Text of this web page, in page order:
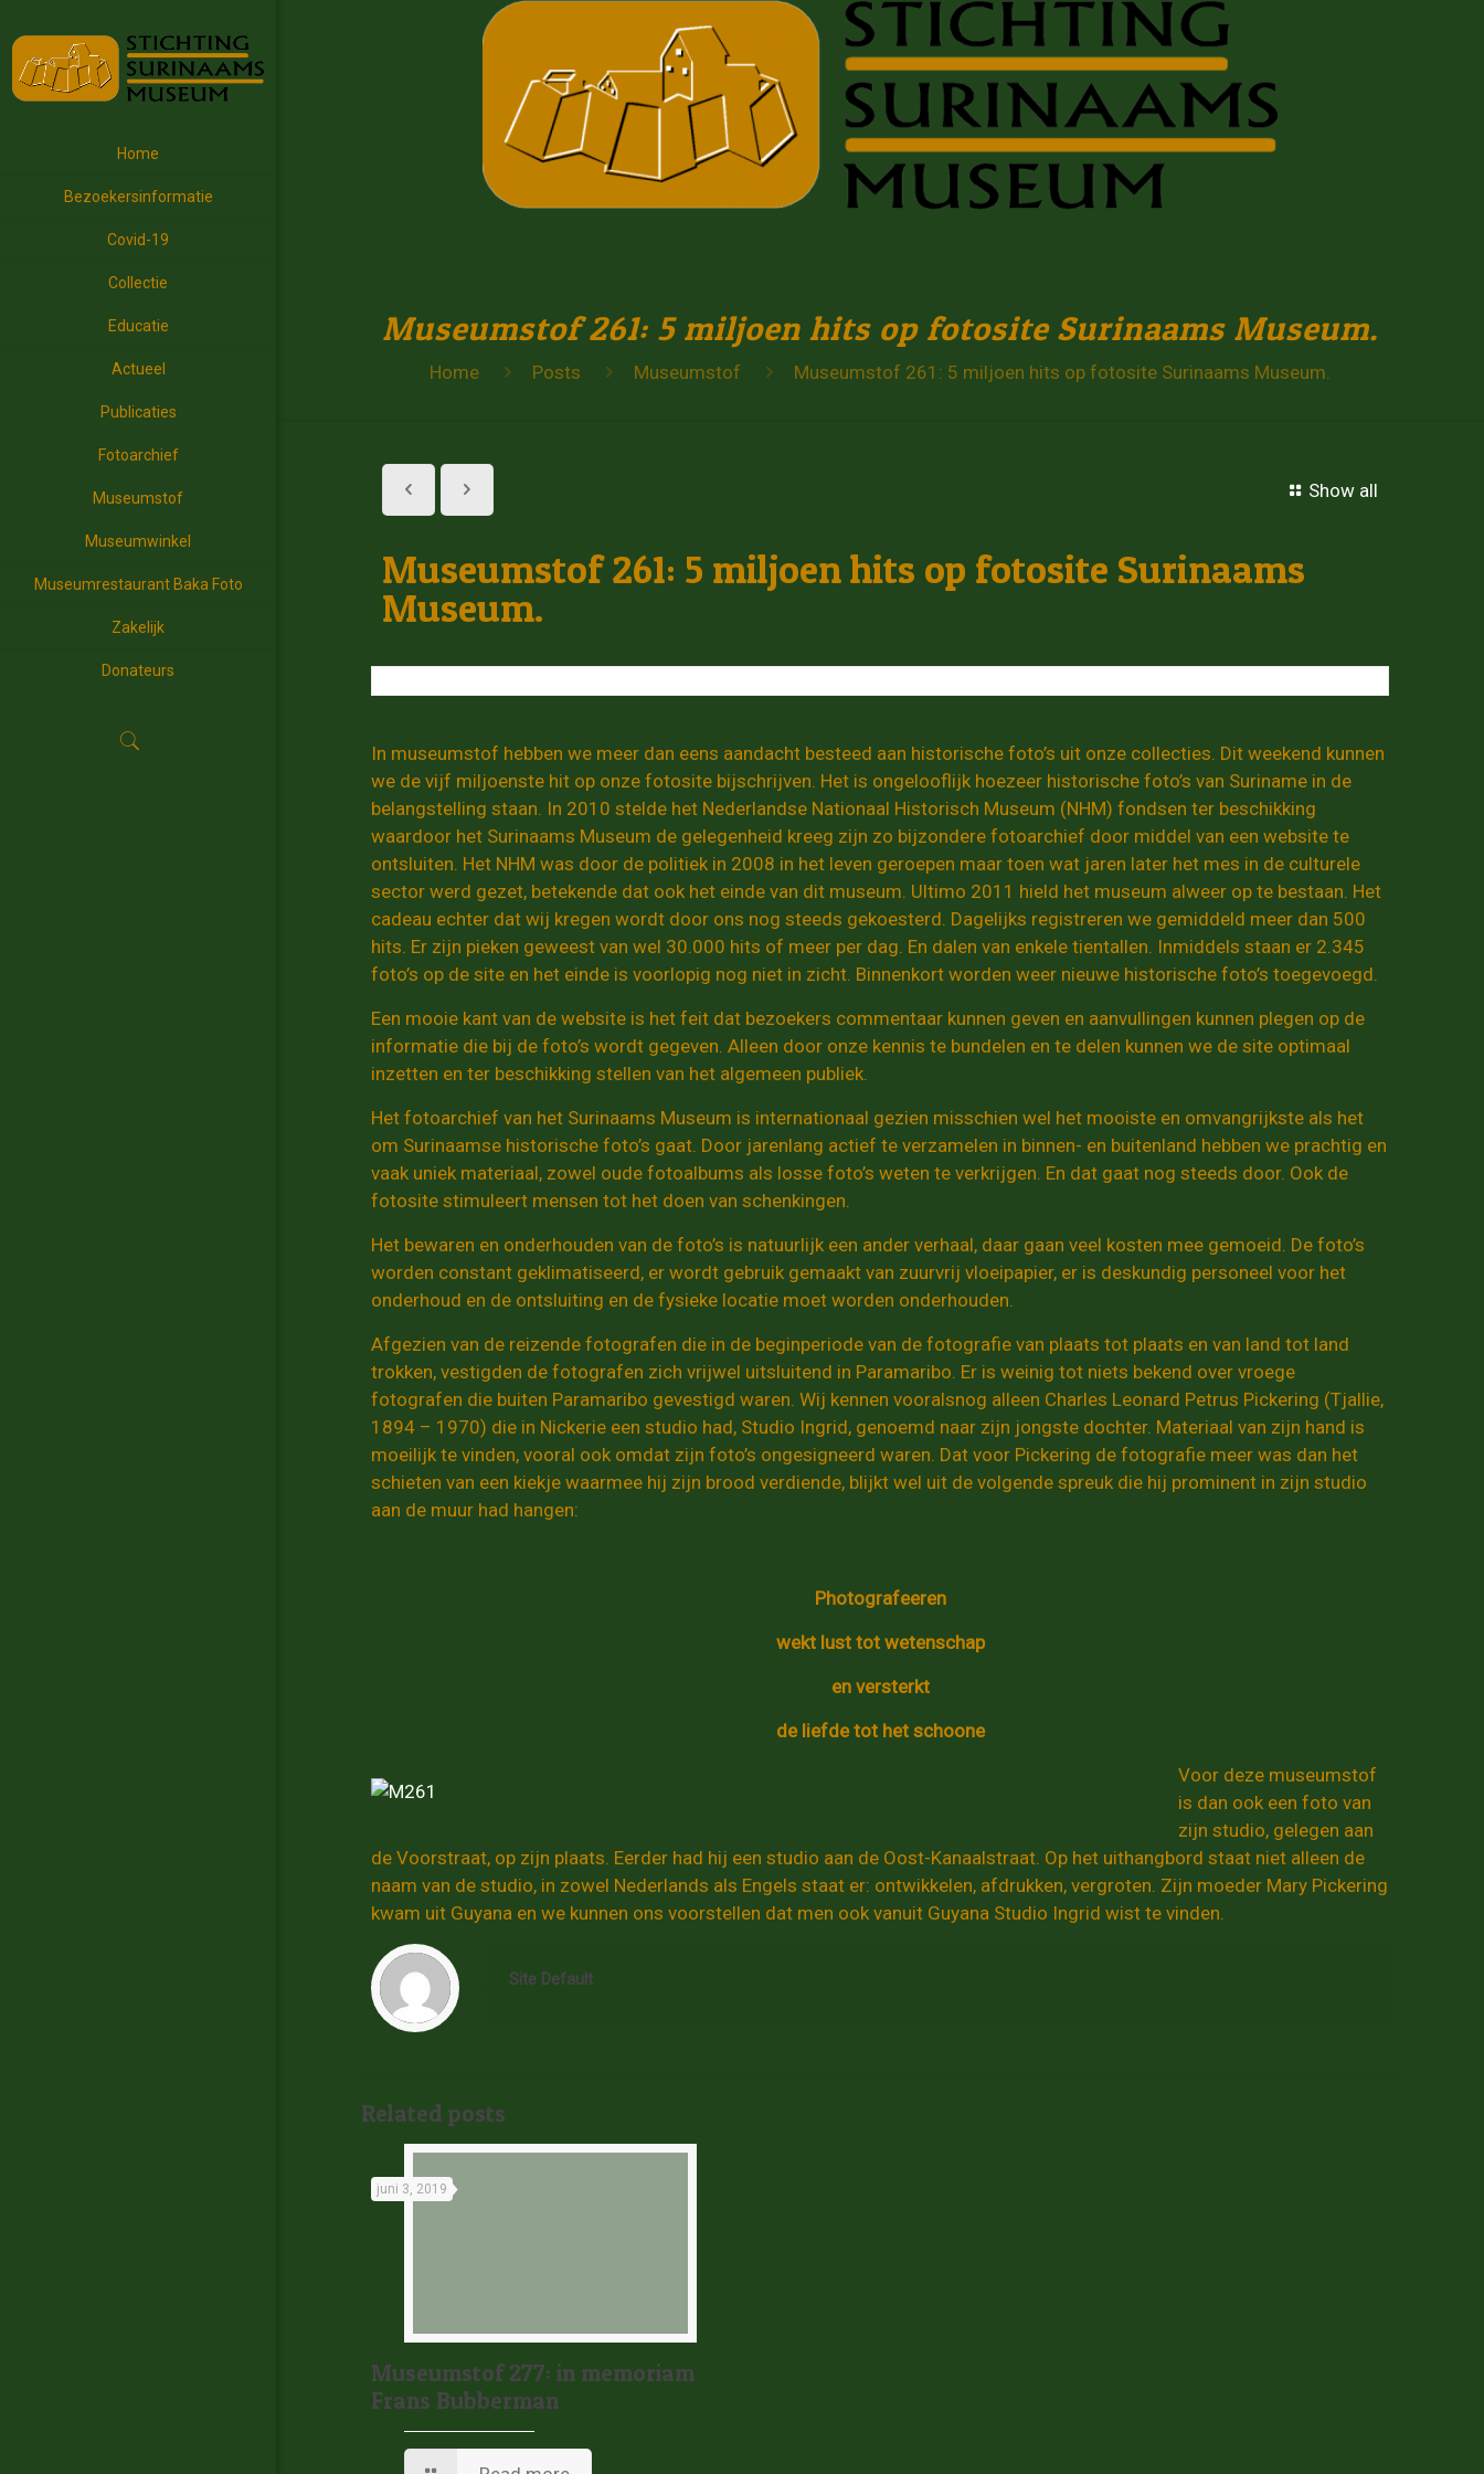
Home
Bezoekersinformatie
Covid-19
Collectie
Educatie
Actueel
Publicaties
Fotoarchief
Museumstof
Museumwinkel
Museumrestaurant Baka Foto
Zakelijk
Donateurs
Museumstof 261: 5 miljoen hits op fotosite Surinaams Museum.
Home Posts Museumstof Museumstof 261: 5 miljoen hits op fotosite Surinaams Museum.
Show all
Museumstof 261: 5 miljoen hits op fotosite Surinaams
Museum.
In museumstof hebben we meer dan eens aandacht besteed aan historische foto’s uit onze collecties. Dit weekend kunnen
we de vijf miljoenste hit op onze fotosite bijschrijven. Het is ongelooflijk hoezeer historische foto’s van Suriname in de
belangstelling staan. In 2010 stelde het Nederlandse Nationaal Historisch Museum (NHM) fondsen ter beschikking
waardoor het Surinaams Museum de gelegenheid kreeg zijn zo bijzondere fotoarchief door middel van een website te
ontsluiten. Het NHM was door de politiek in 2008 in het leven geroepen maar toen wat jaren later het mes in de culturele
sector werd gezet, betekende dat ook het einde van dit museum. Ultimo 2011 hield het museum alweer op te bestaan. Het
cadeau echter dat wij kregen wordt door ons nog steeds gekoesterd. Dagelijks registreren we gemiddeld meer dan 500
hits. Er zijn pieken geweest van wel 30.000 hits of meer per dag. En dalen van enkele tientallen. Inmiddels staan er 2.345
foto’s op de site en het einde is voorlopig nog niet in zicht. Binnenkort worden weer nieuwe historische foto’s toegevoegd.
Een mooie kant van de website is het feit dat bezoekers commentaar kunnen geven en aanvullingen kunnen plegen op de
informatie die bij de foto’s wordt gegeven. Alleen door onze kennis te bundelen en te delen kunnen we de site optimaal
inzetten en ter beschikking stellen van het algemeen publiek.
Het fotoarchief van het Surinaams Museum is internationaal gezien misschien wel het mooiste en omvangrijkste als het
om Surinaamse historische foto’s gaat. Door jarenlang actief te verzamelen in binnen- en buitenland hebben we prachtig en
vaak uniek materiaal, zowel oude fotoalbums als losse foto’s weten te verkrijgen. En dat gaat nog steeds door. Ook de
fotosite stimuleert mensen tot het doen van schenkingen.
Het bewaren en onderhouden van de foto’s is natuurlijk een ander verhaal, daar gaan veel kosten mee gemoeid. De foto’s
worden constant geklimatiseerd, er wordt gebruik gemaakt van zuurvrij vloeipapier, er is deskundig personeel voor het
onderhoud en de ontsluiting en de fysieke locatie moet worden onderhouden.
Afgezien van de reizende fotografen die in de beginperiode van de fotografie van plaats tot plaats en van land tot land
trokken, vestigden de fotografen zich vrijwel uitsluitend in Paramaribo. Er is weinig tot niets bekend over vroege
fotografen die buiten Paramaribo gevestigd waren. Wij kennen vooralsnog alleen Charles Leonard Petrus Pickering (Tjallie,
1894 – 1970) die in Nickerie een studio had, Studio Ingrid, genoemd naar zijn jongste dochter. Materiaal van zijn hand is
moeilijk te vinden, vooral ook omdat zijn foto’s ongesigneerd waren. Dat voor Pickering de fotografie meer was dan het
schieten van een kiekje waarmee hij zijn brood verdiende, blijkt wel uit de volgende spreuk die hij prominent in zijn studio
aan de muur had hangen:
Photografeeren
wekt lust tot wetenschap
en versterkt
de liefde tot het schoone
Voor deze museumstof
is dan ook een foto van
zijn studio, gelegen aan
de Voorstraat, op zijn plaats. Eerder had hij een studio aan de Oost-Kanaalstraat. Op het uithangbord staat niet alleen de
naam van de studio, in zowel Nederlands als Engels staat er: ontwikkelen, afdrukken, vergroten. Zijn moeder Mary Pickering
kwam uit Guyana en we kunnen ons voorstellen dat men ook vanuit Guyana Studio Ingrid wist te vinden.
Site Default
Related posts
juni 3, 2019
Museumstof 277: in memoriam
Frans Bubberman